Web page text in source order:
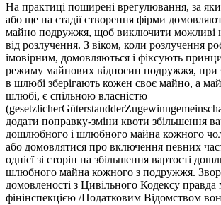
На практиці поширені врегулювання, за
або ще на стадії створення фірми
майно подружжя, щоб виключити можливі
від розлучення. З віком, коли розлучення
імовірним, домовляються і фіксують
режиму майнових відносин подружжя, при
в шлюбі зберігають кожен своє майно, а
шлюбі, є спільною власністю
додати поправку-зміни квоти збільшення
дошлюбного і шлюбного майна кожного
або домовлятися про включення певних
однієї зі сторін на збільшення вартості
шлюбного майна кожного з подружжя.
домовленості з Цивільного Кодексу
фінінспекцією /Податковим Відомством